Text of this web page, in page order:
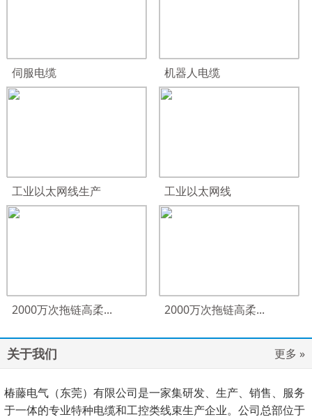
伺服电缆 机器人电缆
工业以太网线生产 工业以太网线
2000万次拖链高柔... 2000万次拖链高柔...
关于我们 更多 »
椿藤电气（东莞）有限公司是一家集研发、生产、销售、服务
于一体的专业特种电缆和工控类线束生产企业。公司总部位于